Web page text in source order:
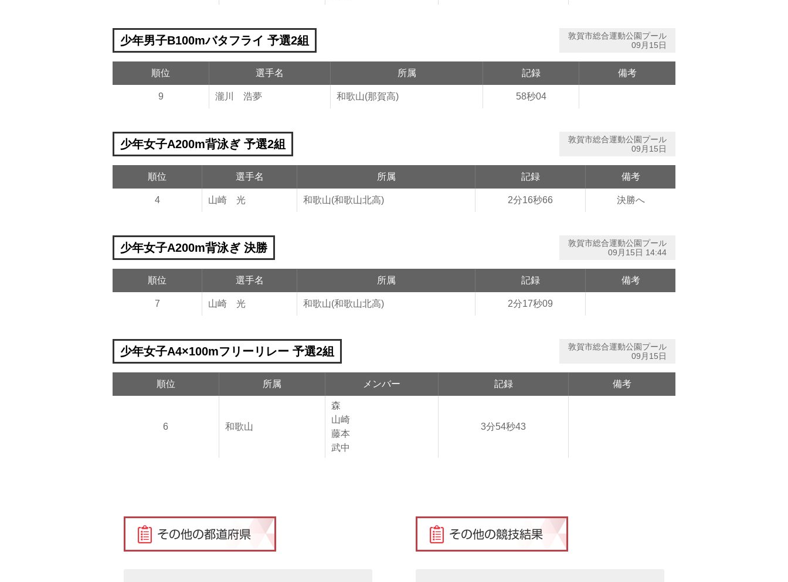
少年男子B100mバタフライ 予選2組
敦賀市総合運動公園プール
09月15日
順位 選手名 所属 記録 備考
9 瀧川 浩夢 和歌山(那賀高) 58秒04
少年女子A200m背泳ぎ 予選2組
敦賀市総合運動公園プール
09月15日
順位 選手名 所属 記録 備考
4 山崎 光 和歌山(和歌山北高) 2分16秒66 決勝へ
少年女子A200m背泳ぎ 決勝
敦賀市総合運動公園プール
09月15日 14:44
順位 選手名 所属 記録 備考
7 山崎 光 和歌山(和歌山北高) 2分17秒09
少年女子A4×100mフリーリレー 予選2組
敦賀市総合運動公園プール
09月15日
順位 所属 メンバー 記録 備考
6 和歌山
森
山崎
藤本
武中
3分54秒43